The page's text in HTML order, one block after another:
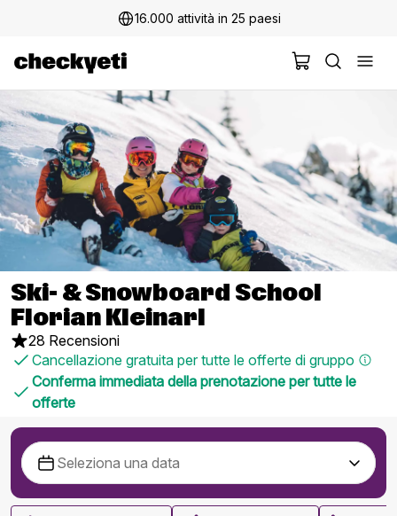
16.000 attività in 25 paesi
Ski- & Snowboard School
Florian Kleinarl
28 Recensioni
Cancellazione gratuita per tutte le offerte di gruppo
Conferma immediata della prenotazione per tutte le
offerte